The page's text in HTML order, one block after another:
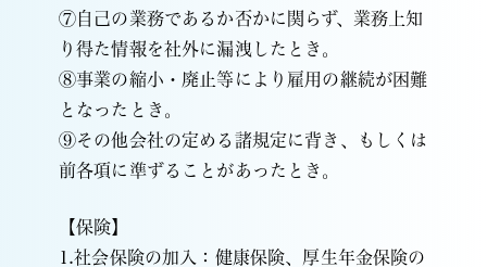
⑦自己の業務であるか否かに関らず、業務上知
り得た情報を社外に漏洩したとき。
⑧事業の縮小・廃止等により雇用の継続が困難
となったとき。
⑨その他会社の定める諸規定に背き、もしくは
前各項に準ずることがあったとき。
【保険】
1.社会保険の加入：健康保険、厚生年金保険の